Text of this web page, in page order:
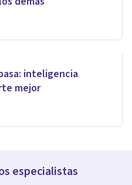
inteligencia
mejor
especialistas